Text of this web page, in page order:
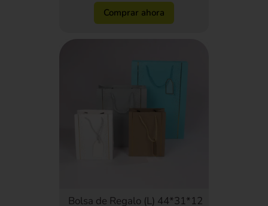
Comprar ahora
Bolsa de Regalo (L) 44*31*12